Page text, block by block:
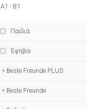
A1 - B1
Παιδιά
Έφηβοι
Beste Freunde PLUS
Beste Freunde